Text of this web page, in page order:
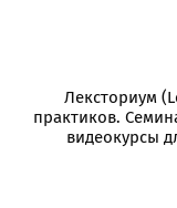
Лексториум
практиков.
видеокурсы